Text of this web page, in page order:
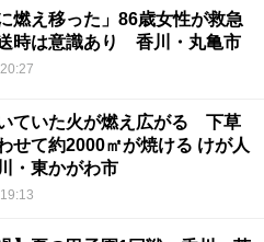
燃え移った」86歳女性が救急
時は意識あり 香川・丸亀市
ていた火が燃え広がる 下草
せて約2000㎡が焼ける けが人
・東かがわ市